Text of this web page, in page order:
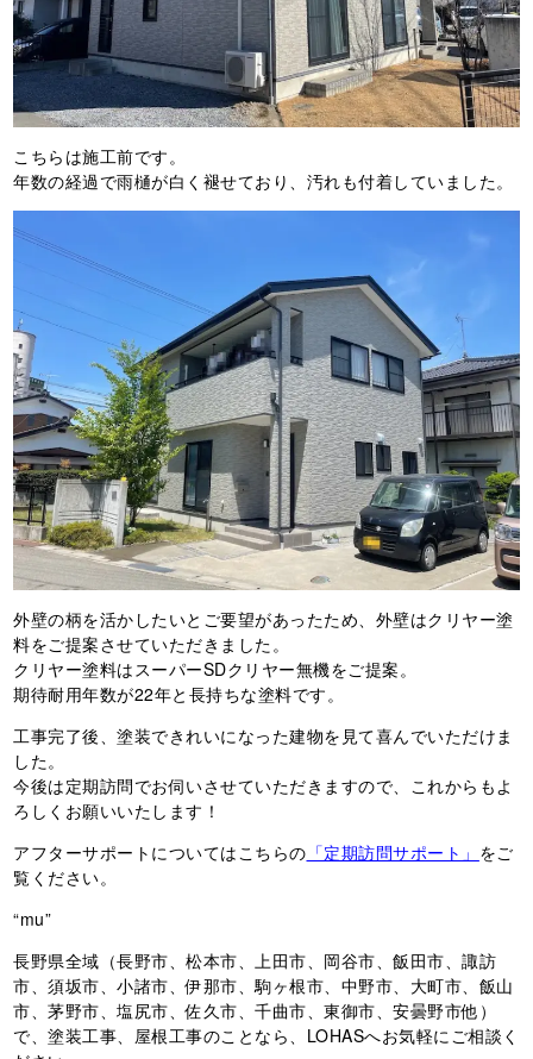
こちらは施工前です。
年数の経過で雨樋が白く褪せており、汚れも付着していました。
外壁の柄を活かしたいとご要望があったため、外壁はクリヤー塗
料をご提案させていただきました。
クリヤー塗料はスーパーSDクリヤー無機をご提案。
期待耐用年数が22年と長持ちな塗料です。
工事完了後、塗装できれいになった建物を見て喜んでいただけま
した。
今後は定期訪問でお伺いさせていただきますので、これからもよ
ろしくお願いいたします！
アフターサポートについてはこちらの 「定期訪問サポート」 をご
覧ください。
“mu”
長野県全域（長野市、松本市、上田市、岡谷市、飯田市、諏訪
市、須坂市、小諸市、伊那市、駒ヶ根市、中野市、大町市、飯山
市、茅野市、塩尻市、佐久市、千曲市、東御市、安曇野市他）
で、塗装工事、屋根工事のことなら、LOHASへお気軽にご相談く